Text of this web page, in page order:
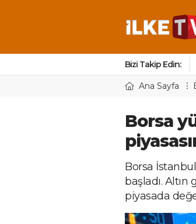
Bizi Takip Edin:
Ana Sayfa
Borsa
Borsa
başladı.
piyasada